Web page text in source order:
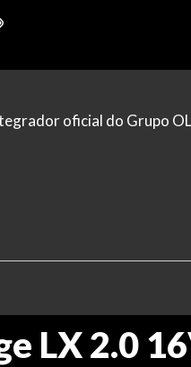
oficial do Grupo
LX 2.0